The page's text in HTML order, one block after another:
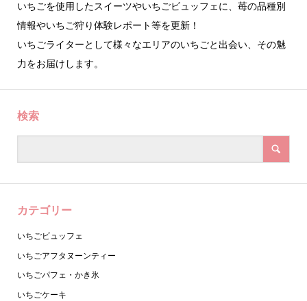
いちごを使用したスイーツやいちごビュッフェに、苺の品種別
情報やいちご狩り体験レポート等を更新！
いちごライターとして様々なエリアのいちごと出会い、その魅
力をお届けします。
検索
カテゴリー
いちごビュッフェ
いちごアフタヌーンティー
いちごパフェ・かき氷
いちごケーキ